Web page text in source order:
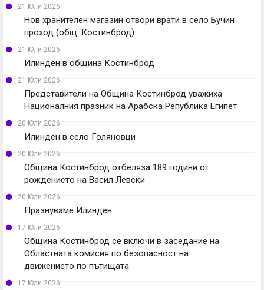
21 Юли 2026
Нов хранителен магазин отвори врати в село Бучин
проход (общ. Костинброд)
21 Юли 2026
Илинден в община Костинброд
21 Юли 2026
Представители на Община Костинброд уважиха
Националния празник на Арабска Република Египет
20 Юли 2026
Илинден в село Голяновци
20 Юли 2026
Община Костинброд отбеляза 189 години от
рождението на Васил Левски
20 Юли 2026
Празнуваме Илинден
17 Юли 2026
Община Костинброд се включи в заседание на
Областната комисия по безопасност на
движението по пътищата
17 Юли 2026